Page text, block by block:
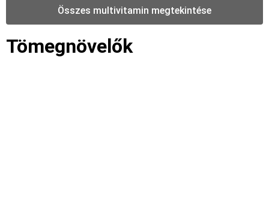
Összes multivitamin megtekintése
Tömegnövelők